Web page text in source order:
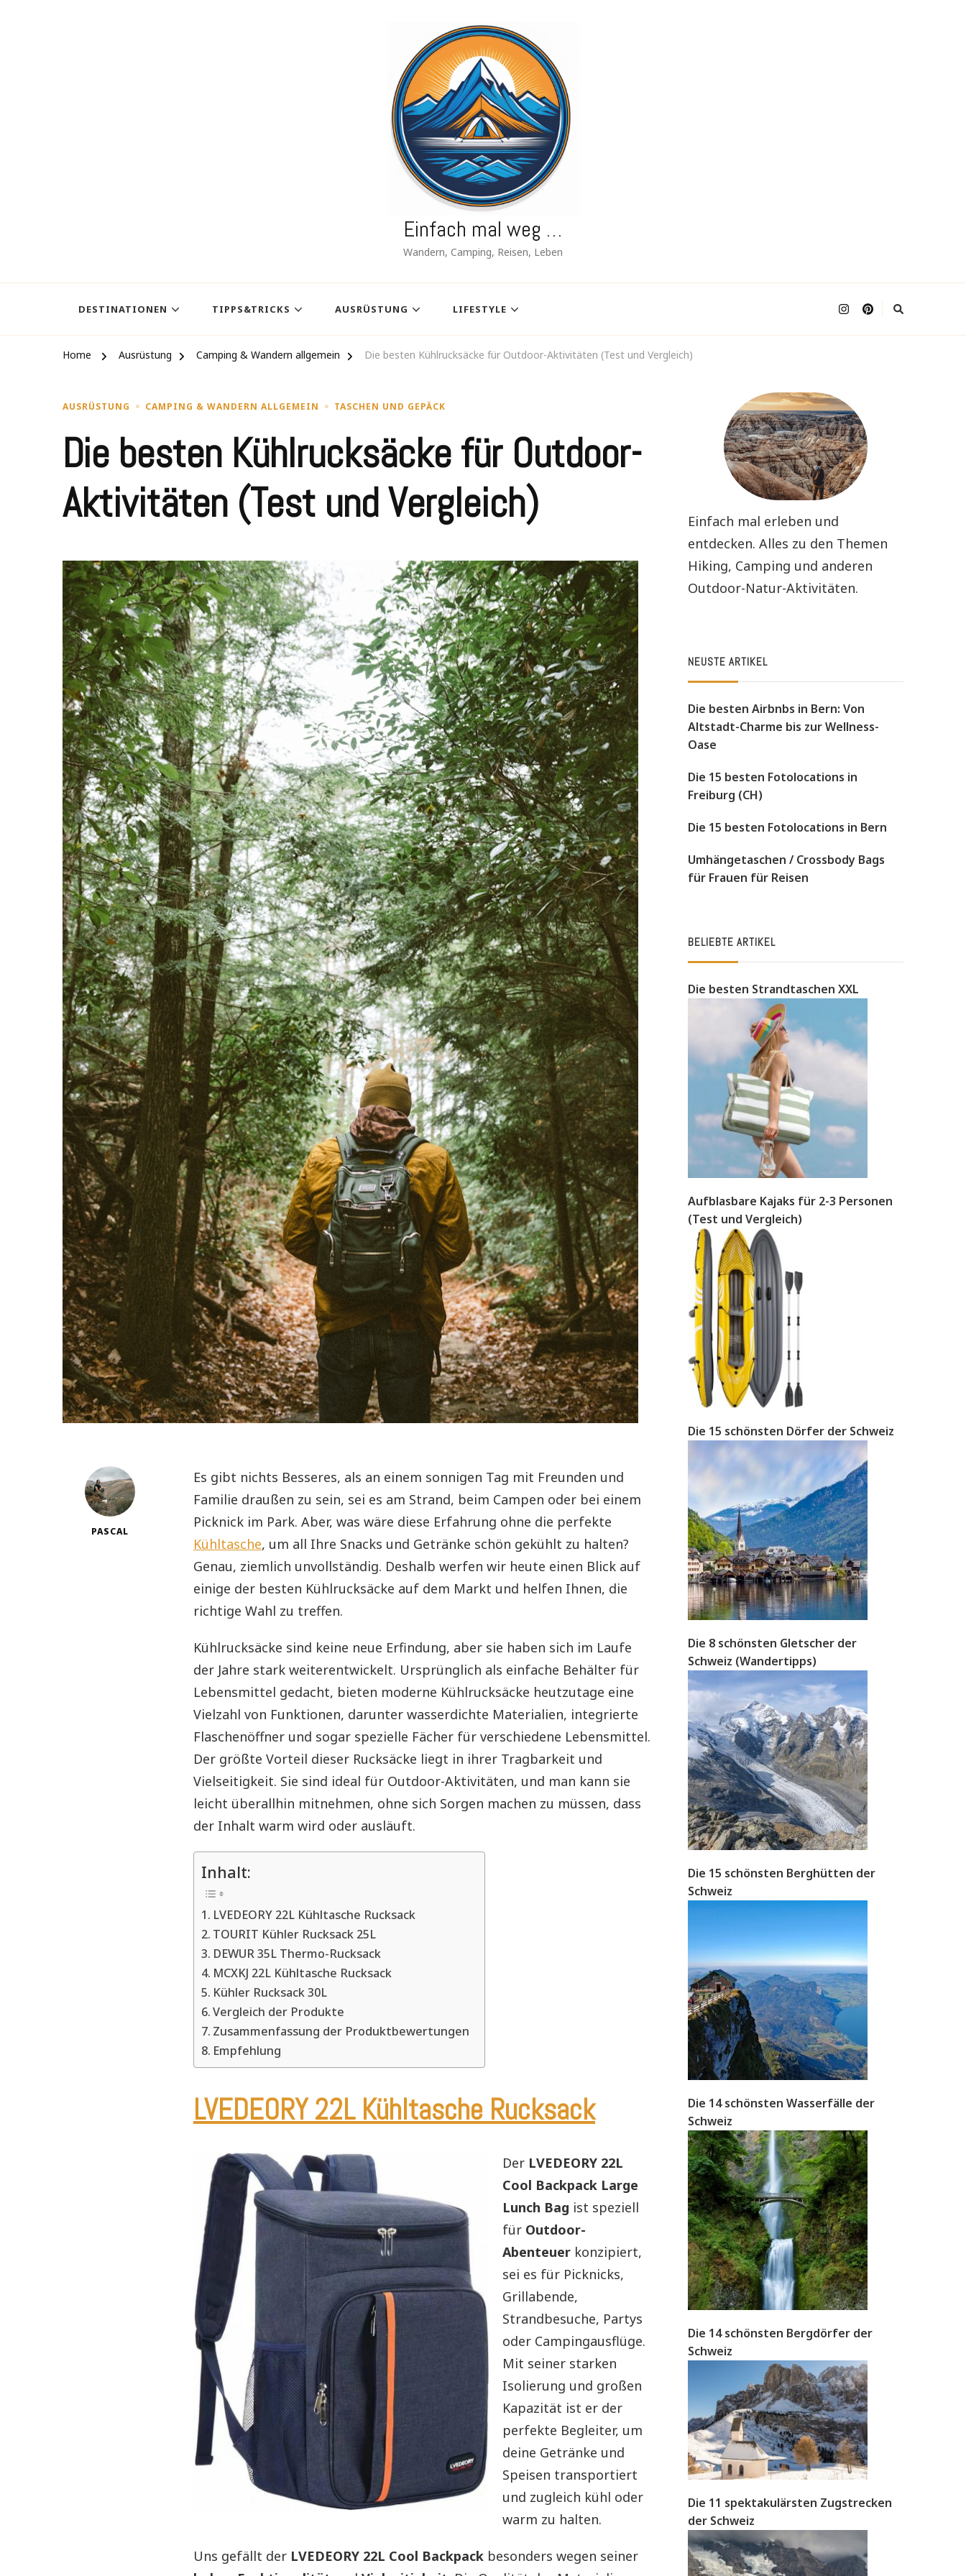
Einfach mal weg …
Wandern, Camping, Reisen, Leben
DESTINATIONEN TIPPS&TRICKS AUSRÜSTUNG LIFESTYLE
Home Ausrüstung Camping & Wandern allgemein Die besten Kühlrucksäcke für Outdoor-Aktivitäten (Test und Vergleich)
AUSRÜSTUNG CAMPING & WANDERN ALLGEMEIN TASCHEN UND GEPÄCK
Die besten Kühlrucksäcke für Outdoor-
Aktivitäten (Test und Vergleich)
PASCAL
Es gibt nichts Besseres, als an einem sonnigen Tag mit Freunden und
Familie draußen zu sein, sei es am Strand, beim Campen oder bei einem
Picknick im Park. Aber, was wäre diese Erfahrung ohne die perfekte
Kühltasche, um all Ihre Snacks und Getränke schön gekühlt zu halten?
Genau, ziemlich unvollständig. Deshalb werfen wir heute einen Blick auf
einige der besten Kühlrucksäcke auf dem Markt und helfen Ihnen, die
richtige Wahl zu treffen.
Kühlrucksäcke sind keine neue Erfindung, aber sie haben sich im Laufe
der Jahre stark weiterentwickelt. Ursprünglich als einfache Behälter für
Lebensmittel gedacht, bieten moderne Kühlrucksäcke heutzutage eine
Vielzahl von Funktionen, darunter wasserdichte Materialien, integrierte
Flaschenöffner und sogar spezielle Fächer für verschiedene Lebensmittel.
Der größte Vorteil dieser Rucksäcke liegt in ihrer Tragbarkeit und
Vielseitigkeit. Sie sind ideal für Outdoor-Aktivitäten, und man kann sie
leicht überallhin mitnehmen, ohne sich Sorgen machen zu müssen, dass
der Inhalt warm wird oder ausläuft.
Inhalt:
LVEDEORY 22L Kühltasche Rucksack
TOURIT Kühler Rucksack 25L
DEWUR 35L Thermo-Rucksack
MCXKJ 22L Kühltasche Rucksack
Kühler Rucksack 30L
Vergleich der Produkte
Zusammenfassung der Produktbewertungen
Empfehlung
LVEDEORY 22L Kühltasche Rucksack
Der LVEDEORY 22L
Cool Backpack Large
Lunch Bag ist speziell
für Outdoor-
Abenteuerkonzipiert,
sei es für Picknicks,
Grillabende,
Strandbesuche, Partys
oder Campingausflüge.
Mit seiner starken
Isolierung und großen
Kapazität ist er der
perfekte Begleiter, um
deine Getränke und
Speisen transportiert
und zugleich kühl oder
warm zu halten.
Uns gefällt der LVEDEORY 22L Cool Backpack besonders wegen seiner
Einfach mal erleben und
entdecken. Alles zu den Themen
Hiking, Camping und anderen
Outdoor-Natur-Aktivitäten.
NEUSTE ARTIKEL
Die besten Airbnbs in Bern: Von
Altstadt-Charme bis zur Wellness-
Oase
Die 15 besten Fotolocations in
Freiburg (CH)
Die 15 besten Fotolocations in Bern
Umhängetaschen / Crossbody Bags
für Frauen für Reisen
BELIEBTE ARTIKEL
Die besten Strandtaschen XXL
Aufblasbare Kajaks für 2-3 Personen
(Test und Vergleich)
Die 15 schönsten Dörfer der Schweiz
Die 8 schönsten Gletscher der
Schweiz (Wandertipps)
Die 15 schönsten Berghütten der
Schweiz
Die 14 schönsten Wasserfälle der
Schweiz
Die 14 schönsten Bergdörfer der
Schweiz
Die 11 spektakulärsten Zugstrecken
der Schweiz